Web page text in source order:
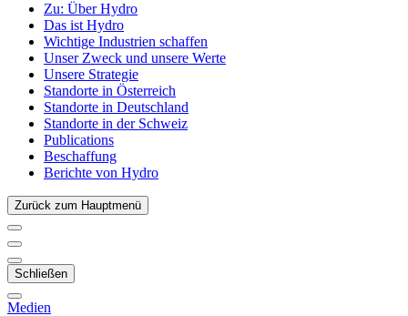
Zu: Über Hydro
Das ist Hydro
Wichtige Industrien schaffen
Unser Zweck und unsere Werte
Unsere Strategie
Standorte in Österreich
Standorte in Deutschland
Standorte in der Schweiz
Publications
Beschaffung
Berichte von Hydro
Zurück zum Hauptmenü
Schließen
Medien